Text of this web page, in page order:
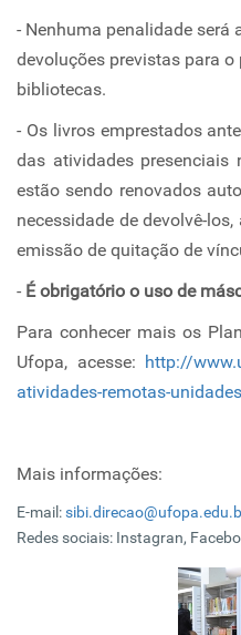
- Nenhuma penalidade
devoluções previstas para
bibliotecas.
- Os livros emprestados
das atividades presenciais
estão sendo renovados
necessidade de devolvê-
emissão de quitação de
- É obrigatório o uso de
Para conhecer mais os
Ufopa, acesse: http://
atividades-remotas-
Mais informações:
E-mail:
Redes sociais: Instagran,